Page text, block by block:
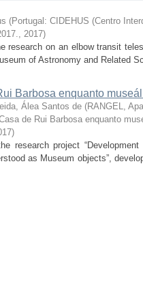
(Portugal: CIDEHUS (Centro
, 2017)
research on an elbow transit
of Astronomy and Related
Barbosa enquanto
Álea Santos de (RANGEL,
de Rui Barbosa enquanto
)
research project
as Museum objects”,